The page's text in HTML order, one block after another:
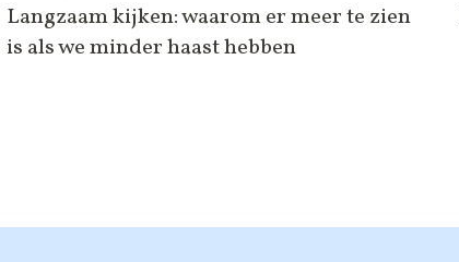
Langzaam kijken: waarom er meer te zien
is als we minder haast hebben